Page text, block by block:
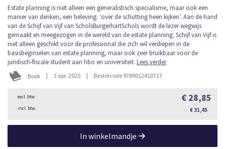
Estate planning is niet alleen een generalistisch specialisme, maar ook een
manier van denken, een beleving: ‘over de schutting heen kijken’. Aan de hand
van de Schijf van Vijf van ScholsBurgerhartSchols wordt de lezer wegwijs
gemaakt en meegezogen in de wereld van de estate planning. Schijf van Vijf is
niet alleen geschikt voor de professional die zich wil verdiepen in de
basisbeginselen van estate planning, maar ook zeer bruikbaar voor de
juridisch-fiscale student aan hbo en universiteit. Lees verder
Boek | 3 apr. 2025 | Bestelcode 9789012410717
€ 28,85
€ 31,45
In winkelmandje